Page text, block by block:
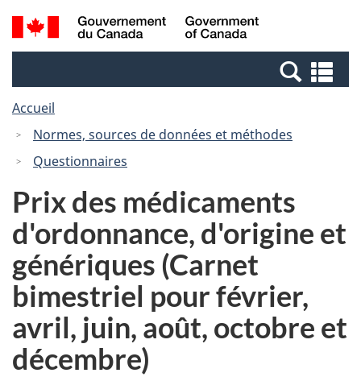
Passer
au
Passer
à
Canada
Recherche
et
et
Accueil
Normes, sources de données et méthodes
Questionnaires
Prix des médicaments
d'ordonnance, d'origine et
génériques (Carnet
bimestriel pour février,
avril, juin, août, octobre et
décembre)